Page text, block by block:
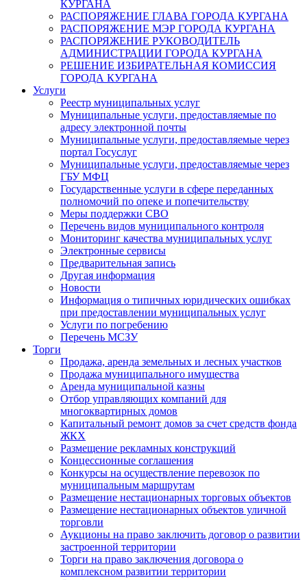
КУРГАНА
РАСПОРЯЖЕНИЕ ГЛАВА ГОРОДА КУРГАНА
РАСПОРЯЖЕНИЕ МЭР ГОРОДА КУРГАНА
РАСПОРЯЖЕНИЕ РУКОВОДИТЕЛЬ
АДМИНИСТРАЦИИ ГОРОДА КУРГАНА
РЕШЕНИЕ ИЗБИРАТЕЛЬНАЯ КОМИССИЯ
ГОРОДА КУРГАНА
Услуги
Реестр муниципальных услуг
Муниципальные услуги, предоставляемые по
адресу электронной почты
Муниципальные услуги, предоставляемые через
портал Госуслуг
Муниципальные услуги, предоставляемые через
ГБУ МФЦ
Государственные услуги в сфере переданных
полномочий по опеке и попечительству
Меры поддержки СВО
Перечень видов муниципального контроля
Мониторинг качества муниципальных услуг
Электронные сервисы
Предварительная запись
Другая информация
Новости
Информация о типичных юридических ошибках
при предоставлении муниципальных услуг
Услуги по погребению
Перечень МСЗУ
Торги
Продажа, аренда земельных и лесных участков
Продажа муниципального имущества
Аренда муниципальной казны
Отбор управляющих компаний для
многоквартирных домов
Капитальный ремонт домов за счет средств фонда
ЖКХ
Размещение рекламных конструкций
Концессионные соглашения
Конкурсы на осуществление перевозок по
муниципальным маршрутам
Размещение нестационарных торговых объектов
Размещение нестационарных объектов уличной
торговли
Аукционы на право заключить договор о развитии
застроенной территории
Торги на право заключения договора о
комплексном развитии территории